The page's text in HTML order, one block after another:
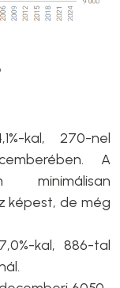
kal, 270-nel
A
minimálisan
képest, de még
kal, 886-tal